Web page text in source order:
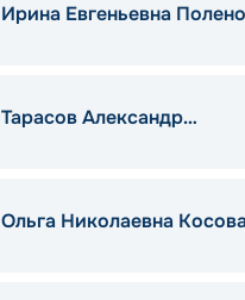
Ирина Евгеньевна
Тарасов Александр
Ольга Николаевна Косова